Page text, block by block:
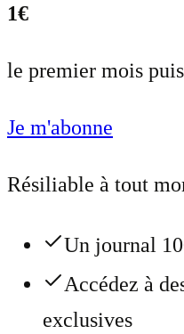
1€
le premier mois
Je m'abonne
Résiliable à tout
Un journal
Accédez à
exclusives